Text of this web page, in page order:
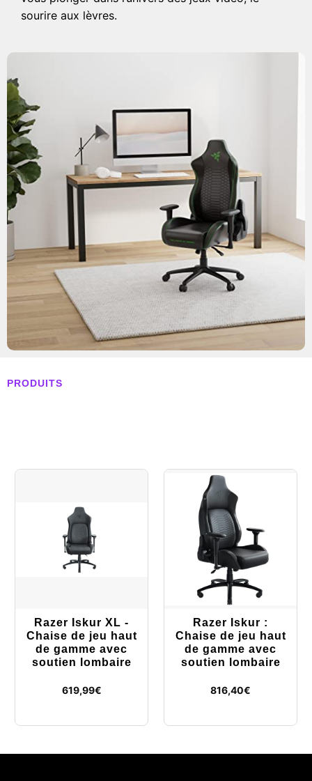
sourire aux lèvres.
PRODUITS
Razer Iskur XL -
Chaise de jeu haut
de gamme avec
soutien lombaire
619,99€
Razer Iskur :
Chaise de jeu haut
de gamme avec
soutien lombaire
816,40€